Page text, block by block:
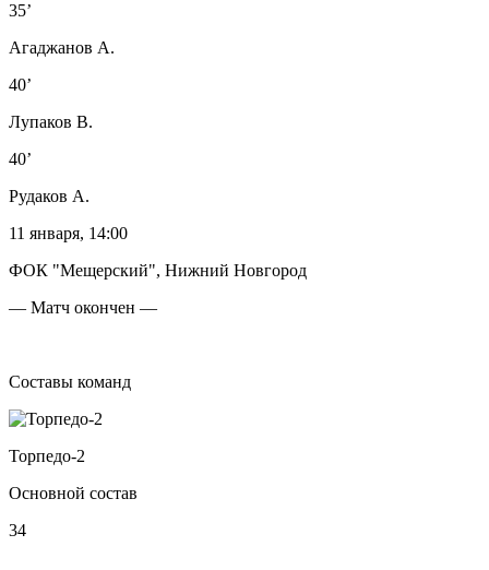
35’
Агаджанов А.
40’
Лупаков В.
40’
Рудаков А.
11 января, 14:00
ФОК "Мещерский", Нижний Новгород
— Матч окончен —
Составы команд
Торпедо-2
Основной состав
34